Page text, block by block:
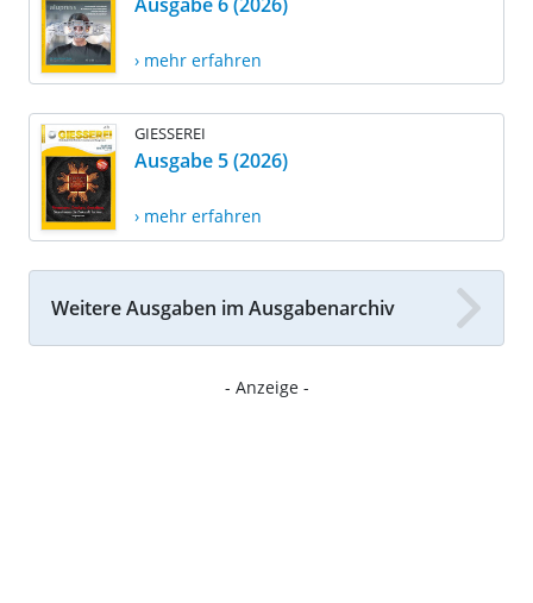
› mehr erfahren
GIESSEREI
Ausgabe 5 (2026)
› mehr erfahren
Weitere Ausgaben im Ausgabenarchiv
- Anzeige -